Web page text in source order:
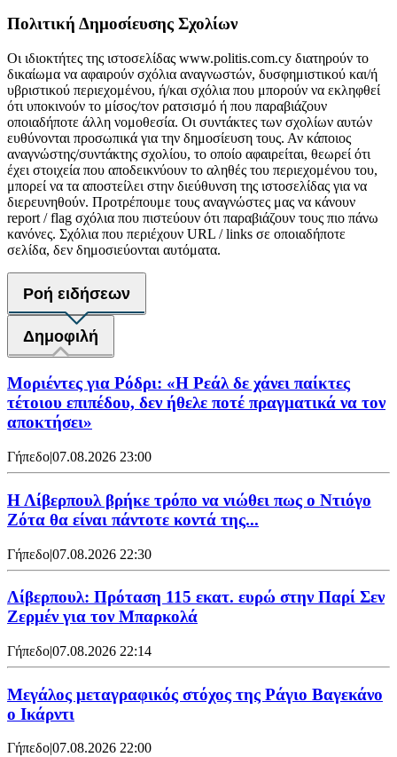
Πολιτική Δημοσίευσης Σχολίων
Οι ιδιοκτήτες της ιστοσελίδας www.politis.com.cy διατηρούν το
δικαίωμα να αφαιρούν σχόλια αναγνωστών, δυσφημιστικού και/ή
υβριστικού περιεχομένου, ή/και σχόλια που μπορούν να εκληφθεί
ότι υποκινούν το μίσος/τον ρατσισμό ή που παραβιάζουν
οποιαδήποτε άλλη νομοθεσία. Οι συντάκτες των σχολίων αυτών
ευθύνονται προσωπικά για την δημοσίευση τους. Αν κάποιος
αναγνώστης/συντάκτης σχολίου, το οποίο αφαιρείται, θεωρεί ότι
έχει στοιχεία που αποδεικνύουν το αληθές του περιεχομένου του,
μπορεί να τα αποστείλει στην διεύθυνση της ιστοσελίδας για να
διερευνηθούν. Προτρέπουμε τους αναγνώστες μας να κάνουν
report / flag σχόλια που πιστεύουν ότι παραβιάζουν τους πιο πάνω
κανόνες. Σχόλια που περιέχουν URL / links σε οποιαδήποτε
σελίδα, δεν δημοσιεύονται αυτόματα.
Ροή ειδήσεων
Δημοφιλή
Μοριέντες για Ρόδρι: «Η Ρεάλ δε χάνει παίκτες
τέτοιου επιπέδου, δεν ήθελε ποτέ πραγματικά να τον
αποκτήσει»
Γήπεδο|07.08.2026 23:00
Η Λίβερπουλ βρήκε τρόπο να νιώθει πως ο Ντιόγο
Ζότα θα είναι πάντοτε κοντά της...
Γήπεδο|07.08.2026 22:30
Λίβερπουλ: Πρόταση 115 εκατ. ευρώ στην Παρί Σεν
Ζερμέν για τον Μπαρκολά
Γήπεδο|07.08.2026 22:14
Μεγάλος μεταγραφικός στόχος της Ράγιο Βαγεκάνο
ο Ικάρντι
Γήπεδο|07.08.2026 22:00